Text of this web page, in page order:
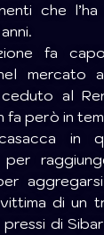
che
fa
mercato
ceduto al
fa però in
in
di un
di